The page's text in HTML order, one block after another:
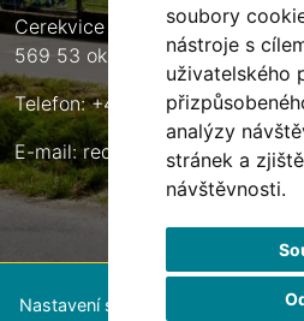
soubory
nástroje s
uživatelského
analýzy
stránek a
návštěvnosti.
Cerekvice nad Loučnou 135
569 53 okres Svitavy
Telefon: +420 461 633 140
E-mail:reditel@zscerekvice.cz
Nastavení souborů cookie